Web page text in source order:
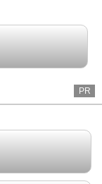
PR